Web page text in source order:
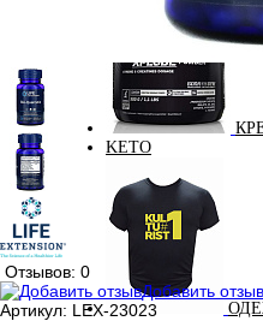
KETO
Отзывов: 0
Добавить отзыв
Артикул: LEX-23023